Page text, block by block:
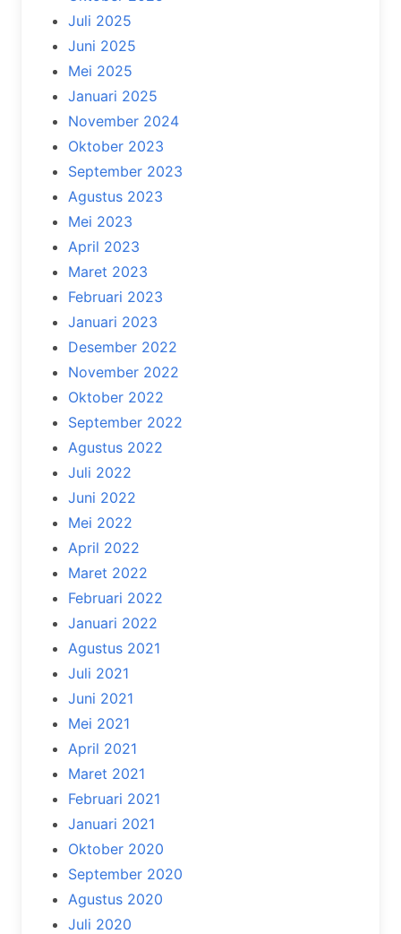
Juli 2025
Juni 2025
Mei 2025
Januari 2025
November 2024
Oktober 2023
September 2023
Agustus 2023
Mei 2023
April 2023
Maret 2023
Februari 2023
Januari 2023
Desember 2022
November 2022
Oktober 2022
September 2022
Agustus 2022
Juli 2022
Juni 2022
Mei 2022
April 2022
Maret 2022
Februari 2022
Januari 2022
Agustus 2021
Juli 2021
Juni 2021
Mei 2021
April 2021
Maret 2021
Februari 2021
Januari 2021
Oktober 2020
September 2020
Agustus 2020
Juli 2020